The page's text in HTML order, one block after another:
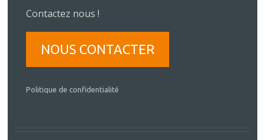
Contactez nous !
NOUS CONTACTER
Politique de confidentialité